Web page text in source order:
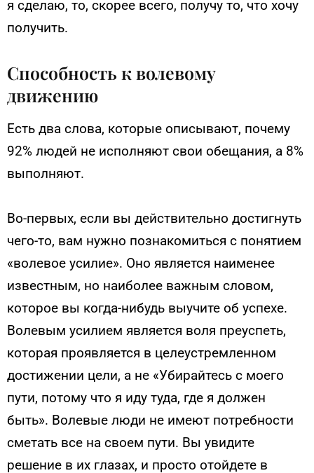
я сделаю, то, скорее всего, получу то, что хочу
получить.
Способность к волевому
движению
Есть два слова, которые описывают, почему
92% людей не исполняют свои обещания, а 8%
выполняют.
Во-первых, если вы действительно достигнуть
чего-то, вам нужно познакомиться с понятием
«волевое усилие». Оно является наименее
известным, но наиболее важным словом,
которое вы когда-нибудь выучите об успехе.
Волевым усилием является воля преуспеть,
которая проявляется в целеустремленном
достижении цели, а не «Убирайтесь с моего
пути, потому что я иду туда, где я должен
быть». Волевые люди не имеют потребности
сметать все на своем пути. Вы увидите
решение в их глазах, и просто отойдете в